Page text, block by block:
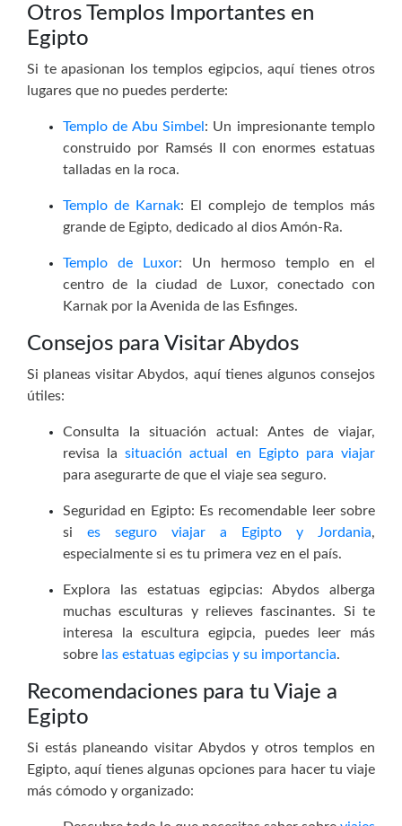
Otros Templos Importantes en
Egipto
Si te apasionan los templos egipcios, aquí tienes otros
lugares que no puedes perderte:
Templo de Abu Simbel: Un impresionante templo
construido por Ramsés II con enormes estatuas
talladas en la roca.
Templo de Karnak: El complejo de templos más
grande de Egipto, dedicado al dios Amón-Ra.
Templo de Luxor: Un hermoso templo en el
centro de la ciudad de Luxor, conectado con
Karnak por la Avenida de las Esfinges.
Consejos para Visitar Abydos
Si planeas visitar Abydos, aquí tienes algunos consejos
útiles:
Consulta la situación actual: Antes de viajar,
revisa la situación actual en Egipto para viajar
para asegurarte de que el viaje sea seguro.
Seguridad en Egipto: Es recomendable leer sobre
si es seguro viajar a Egipto y Jordania,
especialmente si es tu primera vez en el país.
Explora las estatuas egipcias: Abydos alberga
muchas esculturas y relieves fascinantes. Si te
interesa la escultura egipcia, puedes leer más
sobre las estatuas egipcias y su importancia.
Recomendaciones para tu Viaje a
Egipto
Si estás planeando visitar Abydos y otros templos en
Egipto, aquí tienes algunas opciones para hacer tu viaje
más cómodo y organizado: